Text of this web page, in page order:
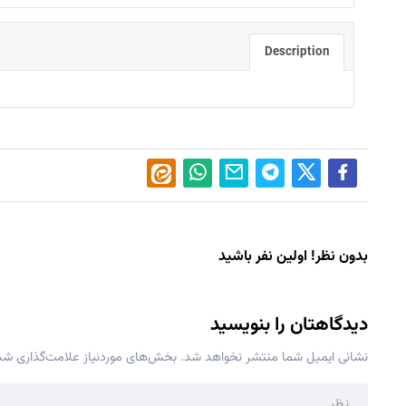
Description
بدون نظر! اولین نفر باشید
دیدگاهتان را بنویسید
نشانی ایمیل شما منتشر نخواهد شد. بخش‌های موردنیاز علامت‌گذاری